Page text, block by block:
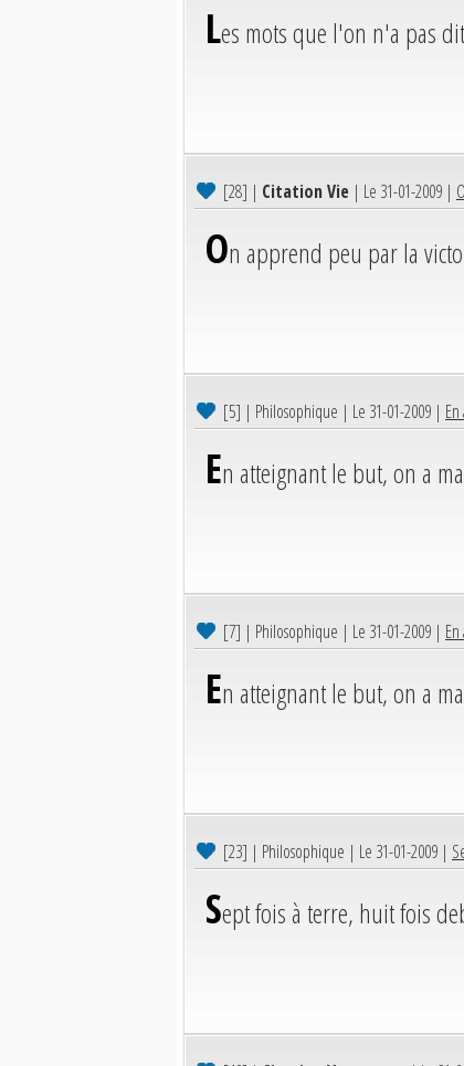
Les mots que l'on n'a pas
[28] | Citation Vie | Le 31-01-2009 |
On apprend peu par la
[5] | Philosophique | Le 31-01-2009 |
En atteignant le but, on a
[7] | Philosophique | Le 31-01-2009 |
En atteignant le but, on a
[23] | Philosophique | Le 31-01-2009 |
Sept fois à terre, huit fois